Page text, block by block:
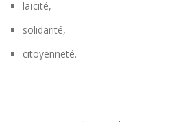
laïcité,
solidarité,
citoyenneté.